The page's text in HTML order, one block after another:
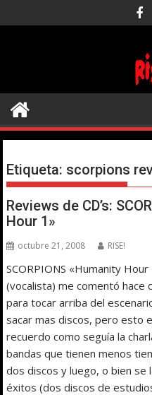
al
Etiqueta: scorpions
Reviews de CD’s:
Hour 1»
octubre 21, 2008 RISE!
SCORPIONS «Humanity
(vocalista) me comentó hace
para tocar arriba del
sacar mas discos, pero esto
recuerdo como seguía la
bandas que tienen menos
dos discos y luego, o bien se
éxitos (dos discos de